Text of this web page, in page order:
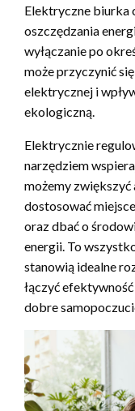
Elektryczne biurka
oszczędzania
wyłączanie po
może przyczynić
elektrycznej i
ekologiczną.
Elektrycznie
narzędziem
możemy
dostosować
oraz dbać o
energii. To
stanowią idealne
łączyć
dobre